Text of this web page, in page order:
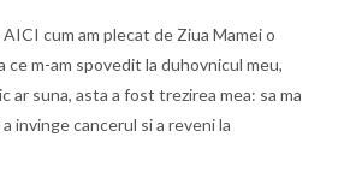
cum am plecat de Ziua Mamei o
ce m-am spovedit la duhovnicul meu,
suna, asta a fost trezirea mea: sa ma
invinge cancerul si a reveni la